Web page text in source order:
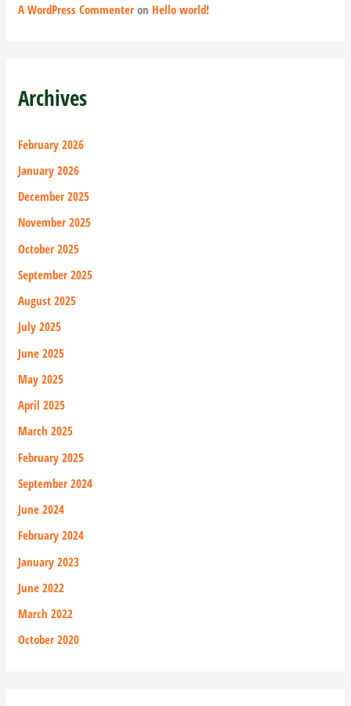
A WordPress Commenter on Hello world!
Archives
February 2026
January 2026
December 2025
November 2025
October 2025
September 2025
August 2025
July 2025
June 2025
May 2025
April 2025
March 2025
February 2025
September 2024
June 2024
February 2024
January 2023
June 2022
March 2022
October 2020